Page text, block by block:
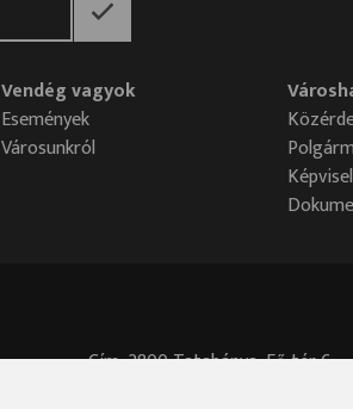
Vendég vagyok
Események
Városunkról
Cím: 2800 Tatabánya, Fő tér 6.